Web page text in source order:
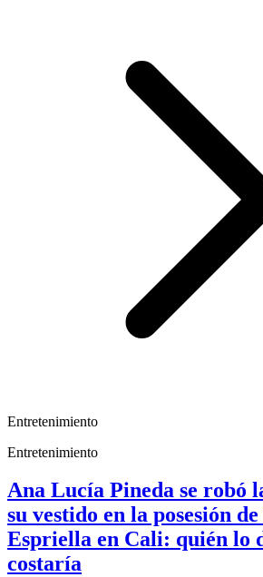
Entretenimiento
Entretenimiento
Ana Lucía Pineda se robó
su vestido en la posesión
Espriella en Cali: quién lo
costaría